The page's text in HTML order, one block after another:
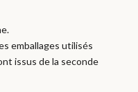
emballages utilisés
issus de la seconde